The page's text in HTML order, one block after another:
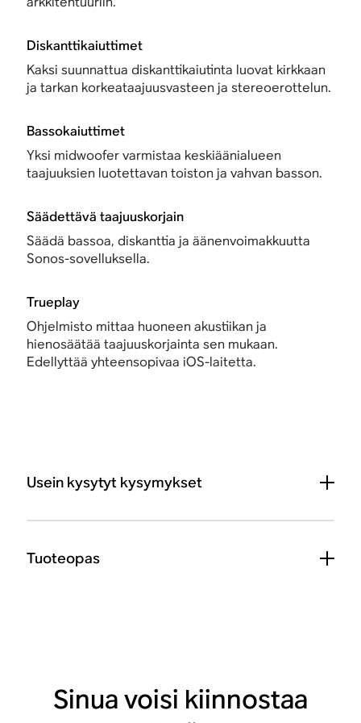
Diskanttikaiuttimet
Kaksi suunnattua diskanttikaiutinta luovat kirkkaan
ja tarkan korkeataajuusvasteen ja stereoerottelun.
Bassokaiuttimet
Yksi midwoofer varmistaa keskiäänialueen
taajuuksien luotettavan toiston ja vahvan basson.
Säädettävä taajuuskorjain
Säädä bassoa, diskanttia ja äänenvoimakkuutta
Sonos-sovelluksella.
Trueplay
Ohjelmisto mittaa huoneen akustiikan ja
hienosäätää taajuuskorjainta sen mukaan.
Edellyttää yhteensopivaa iOS-laitetta.
Usein kysytyt kysymykset
Tuoteopas
Sinua voisi kiinnostaa